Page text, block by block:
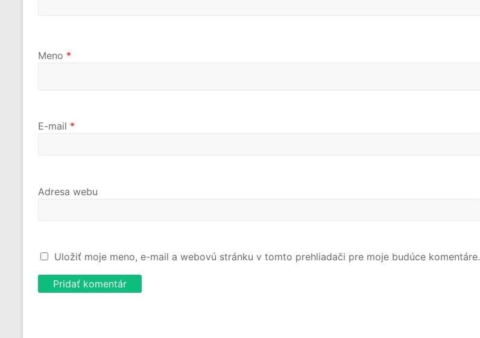
Meno *
E-mail *
Adresa webu
Uložiť moje meno, e-mail a webovú stránku v tomto prehliadači pre moje budúce komentáre.